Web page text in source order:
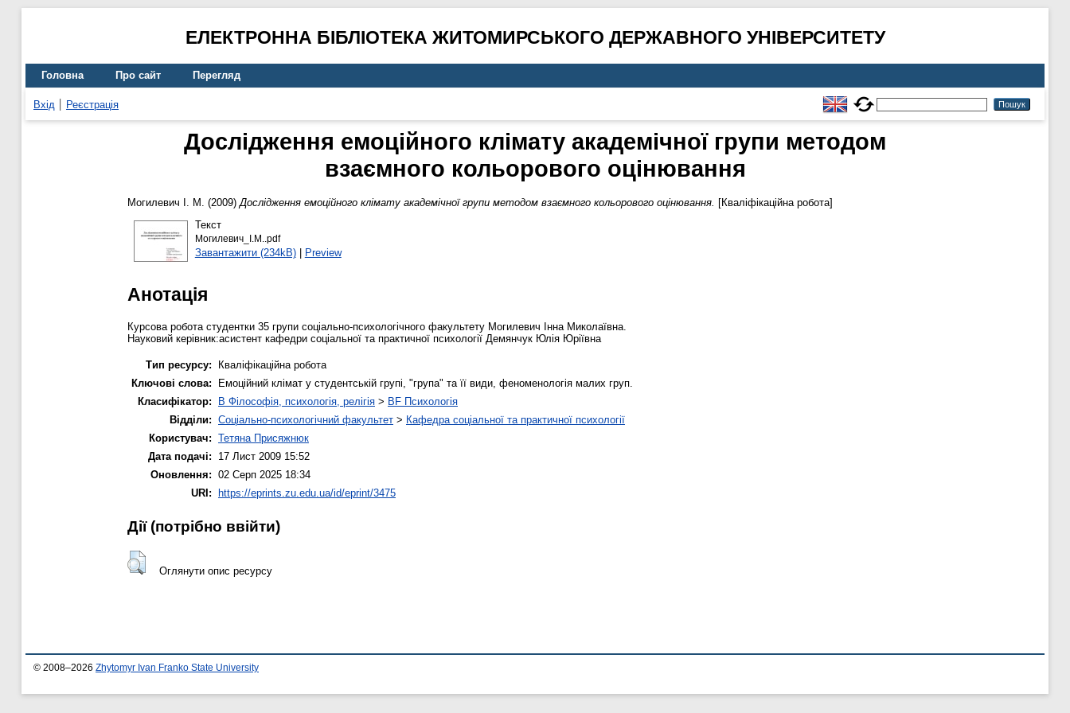
ЕЛЕКТРОННА БІБЛІОТЕКА ЖИТОМИРСЬКОГО ДЕРЖАВНОГО УНІВЕРСИТЕТУ
Головна Про сайт Перегляд
Вхід Реєстрація
Дослідження емоційного клімату академічної групи методом
взаємного кольорового оцінювання
Могилевич І. М. (2009)Дослідження емоційного клімату академічної групи методом взаємного кольорового оцінювання. [Кваліфікаційна робота]
Текст
Могилевич_І.М..pdf
Завантажити (234kB)| Preview
Анотація
Курсова робота студентки 35 групи соціально-психологічного факультету Могилевич Інна Миколаївна.
Науковий керівник:асистент кафедри соціальної та практичної психології Демянчук Юлія Юріївна
Тип ресурсу:
Кваліфікаційна робота
Ключові слова:
Емоційний клімат у студентській групі, "група" та її види, феноменологія малих груп.
Класифікатор:
B Філософія, психологія, релігія > BF Психологія
Відділи: Соціально-психологічний факультет > Кафедра соціальної та практичної психології
Користувач: Тетяна Присяжнюк
Дата подачі:
17 Лист 2009 15:52
Оновлення: 02 Серп 2025 18:34
URI: https://eprints.zu.edu.ua/id/eprint/3475
Дії ​​(потрібно ввійти)
Оглянути опис ресурсу
© 2008–2026 Zhytomyr Ivan Franko State University